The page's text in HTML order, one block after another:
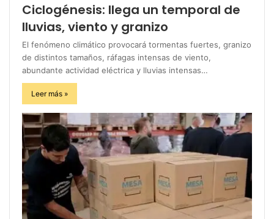
Ciclogénesis: llega un temporal de
lluvias, viento y granizo
El fenómeno climático provocará tormentas fuertes, granizo
de distintos tamaños, ráfagas intensas de viento,
abundante actividad eléctrica y lluvias intensas…
Leer más »